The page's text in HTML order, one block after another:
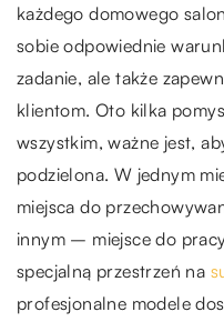
każdego domowego
sobie odpowiednie
zadanie, ale także
klientom. Oto kilka
wszystkim, ważne jest,
podzielona. W jednym
miejsca do
innym – miejsce do
specjalną przestrzeń na
profesjonalne modele